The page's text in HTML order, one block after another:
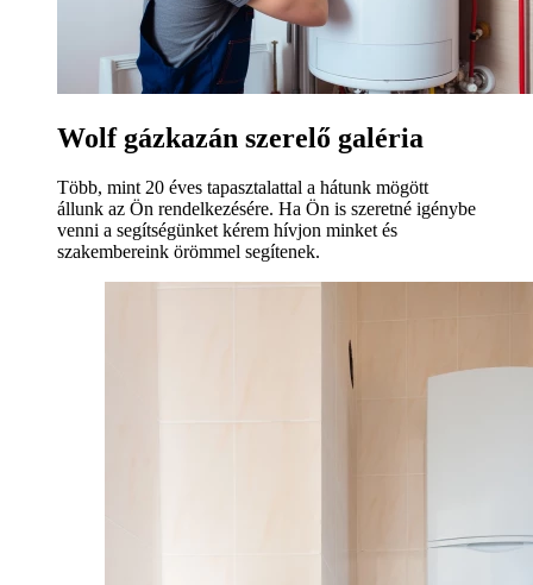
Wolf gázkazán szerelő galéria
Több, mint 20 éves tapasztalattal a hátunk mögött
állunk az Ön rendelkezésére. Ha Ön is szeretné igénybe
venni a segítségünket kérem hívjon minket és
szakembereink örömmel segítenek.